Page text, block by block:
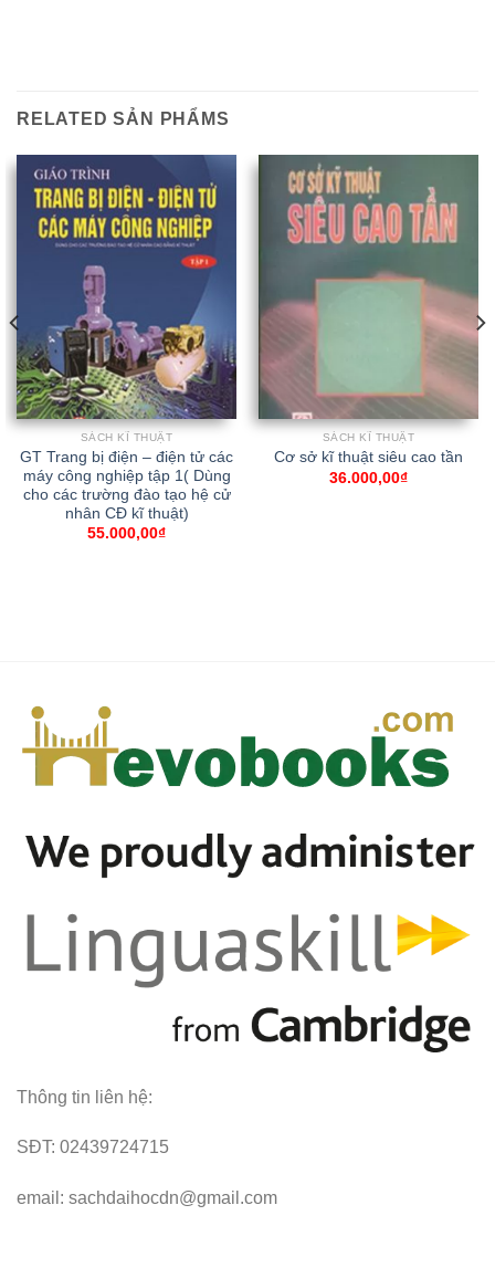
RELATED SẢN PHẨMS
SÁCH KĨ THUẬT
GT Trang bị điện – điện tử các
máy công nghiệp tập 1( Dùng
cho các trường đào tạo hệ cử
nhân CĐ kĩ thuật)
55.000,00₫
SÁCH KĨ THUẬT
Cơ sở kĩ thuật siêu cao tần
36.000,00₫
Thông tin liên hệ:
SĐT: 02439724715
email: sachdaihocdn@gmail.com